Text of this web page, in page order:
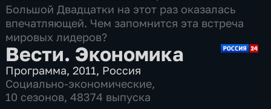
Большой Двадцатки на этот раз оказалась
впечатляющей. Чем запомнится эта встреча
мировых лидеров?
Вести. Экономика
Программа,2011, Россия
Социально-экономические,
10 сезонов, 48374 выпуска